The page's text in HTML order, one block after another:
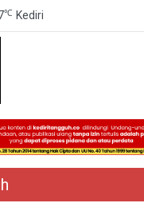
℃ Kediri
Tangguh